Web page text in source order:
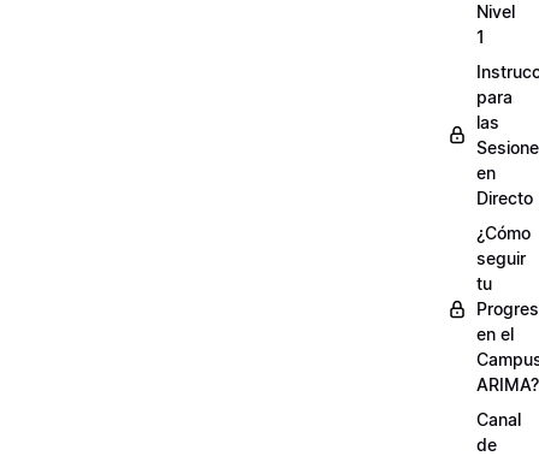
Nivel
1
para
las
en
Directo
¿Cómo
seguir
tu
en el
ARIMA?
Canal
de